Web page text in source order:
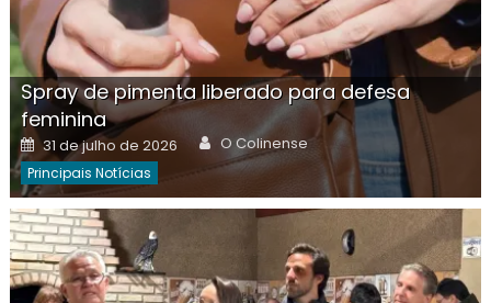
Spray de pimenta liberado para defesa
feminina
Posted
on
31 de julho de 2026 Author
O Colinense
Principais Notícias